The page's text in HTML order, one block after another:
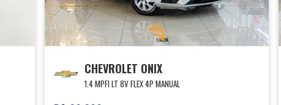
CHEVROLET ONIX
1.4 MPFI LT 8V FLEX 4P MANUAL